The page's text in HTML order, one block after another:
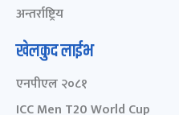
अन्तर्राष्ट्रिय
खेलकुद लाईभ
एनपीएल २०८१
ICC Men T20 World Cup